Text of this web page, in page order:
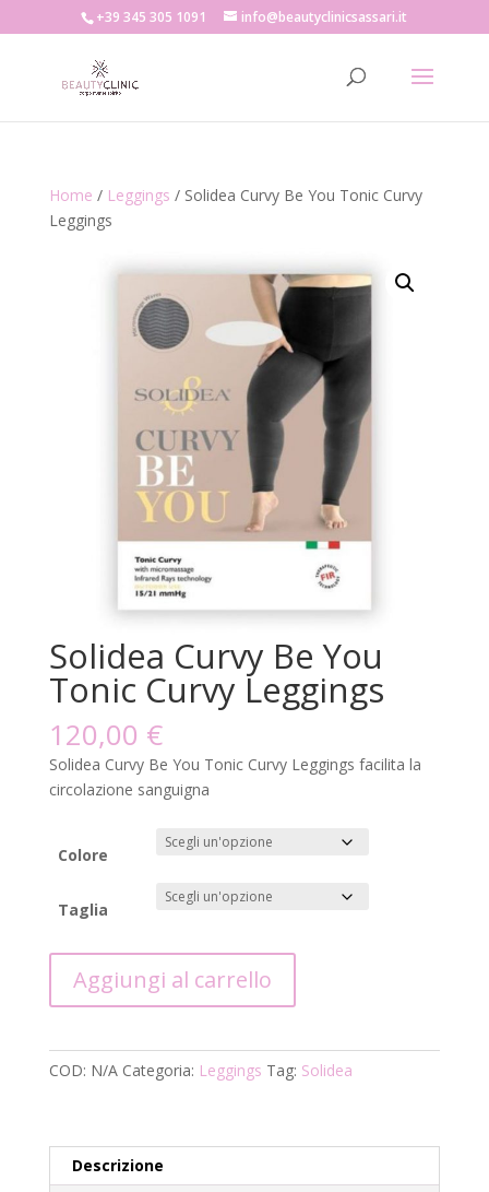
+39 345 305 1091 info@beautyclinicsassari.it
Home / Leggings / Solidea Curvy Be You Tonic Curvy
Leggings
Solidea Curvy Be You
Tonic Curvy Leggings
120,00 €
Solidea Curvy Be You Tonic Curvy Leggings facilita la
circolazione sanguigna
Colore
Taglia
Curvy
Tonic
Aggiungi al carrello
COD: N/A Categoria: Leggings Tag: Solidea
Descrizione